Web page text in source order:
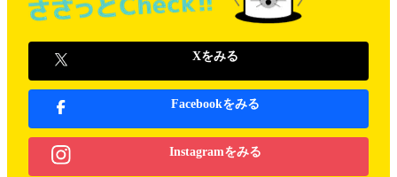
Xをみる
Facebookをみる
Instagramをみる